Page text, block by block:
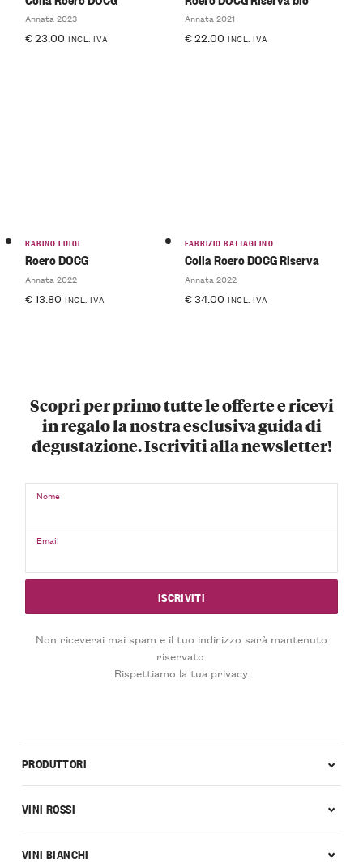
Annata 2023
€23.00 INCL. IVA
Annata 2021
€22.00 INCL. IVA
RABINO LUIGI
Roero DOCG
Annata 2022
€13.80 INCL. IVA
FABRIZIO BATTAGLINO
Colla Roero DOCG Riserva
Annata 2022
€34.00 INCL. IVA
Scopri per primo tutte le offerte e ricevi
in regalo la nostra esclusiva guida di
degustazione. Iscriviti alla newsletter!
Nome
Email
Non riceverai mai spam e il tuo indirizzo sarà mantenuto
riservato.
Rispettiamo la tua privacy.
PRODUTTORI
VINI ROSSI
VINI BIANCHI